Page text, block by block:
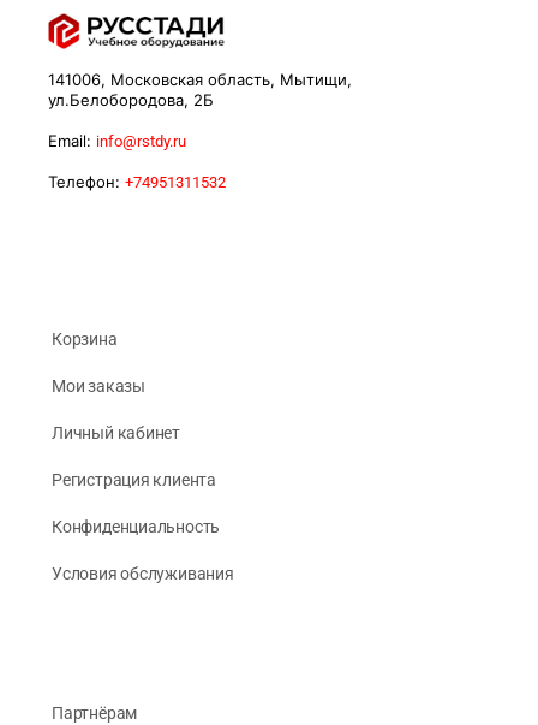
141006, Московская область, Мытищи,
ул.Белобородова, 2Б
Email: info@rstdy.ru
Телефон: +74951311532
Корзина
Мои заказы
Личный кабинет
Регистрация клиента
Конфиденциальность
Условия обслуживания
Партнёрам